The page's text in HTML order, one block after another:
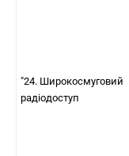
"24. Широкосмуговий
радіодоступ